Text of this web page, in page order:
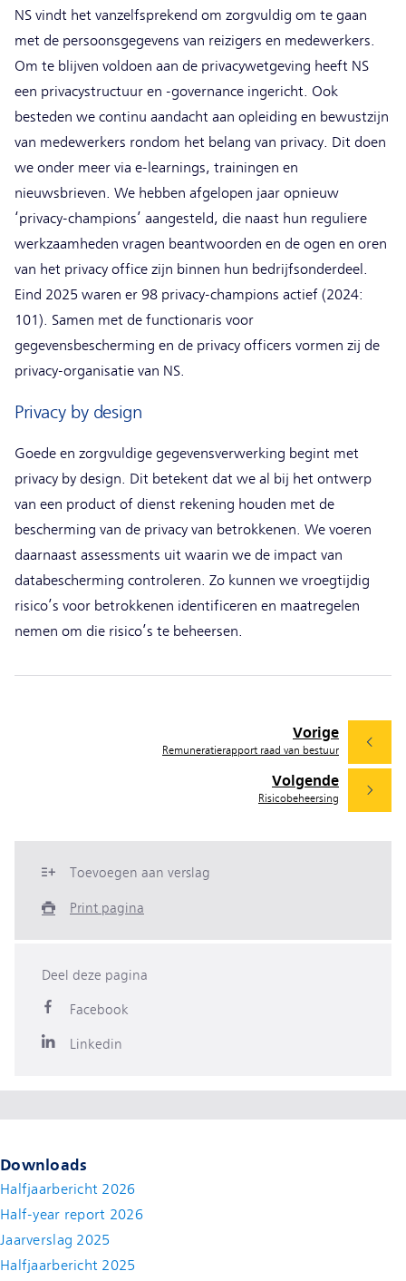
NS vindt het vanzelfsprekend om zorgvuldig om te gaan
met de persoonsgegevens van reizigers en medewerkers.
Om te blijven voldoen aan de privacywetgeving heeft NS
een privacystructuur en -governance ingericht. Ook
besteden we continu aandacht aan opleiding en bewustzijn
van medewerkers rondom het belang van privacy. Dit doen
we onder meer via e-learnings, trainingen en
nieuwsbrieven. We hebben afgelopen jaar opnieuw
‘privacy-champions’ aangesteld, die naast hun reguliere
werkzaamheden vragen beantwoorden en de ogen en oren
van het privacy office zijn binnen hun bedrijfsonderdeel.
Eind 2025 waren er 98 privacy-champions actief (2024:
101). Samen met de functionaris voor
gegevensbescherming en de privacy officers vormen zij de
privacy-organisatie van NS.
Privacy by design
Goede en zorgvuldige gegevensverwerking begint met
privacy by design. Dit betekent dat we al bij het ontwerp
van een product of dienst rekening houden met de
bescherming van de privacy van betrokkenen. We voeren
daarnaast assessments uit waarin we de impact van
databescherming controleren. Zo kunnen we vroegtijdig
risico’s voor betrokkenen identificeren en maatregelen
nemen om die risico’s te beheersen.
Volgende
Risicobeheersing
Vorige
Remuneratierapport raad van bestuur
Toevoegen aan verslag
Print pagina
Deel deze pagina
Facebook
Linkedin
Downloads
Halfjaarbericht 2026
Half-year report 2026
Jaarverslag 2025
Halfjaarbericht 2025